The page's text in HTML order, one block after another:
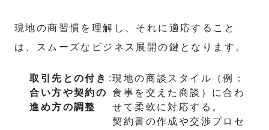
現地の商習慣を理解し、それに適応すること
は、スムーズなビジネス展開の鍵となります。
取引先との付き
合い方や契約の
進め方の調整
:現地の商談スタイル（例：
食事を交えた商談）に合わ
せて柔軟に対応する。
契約書の作成や交渉プロセ